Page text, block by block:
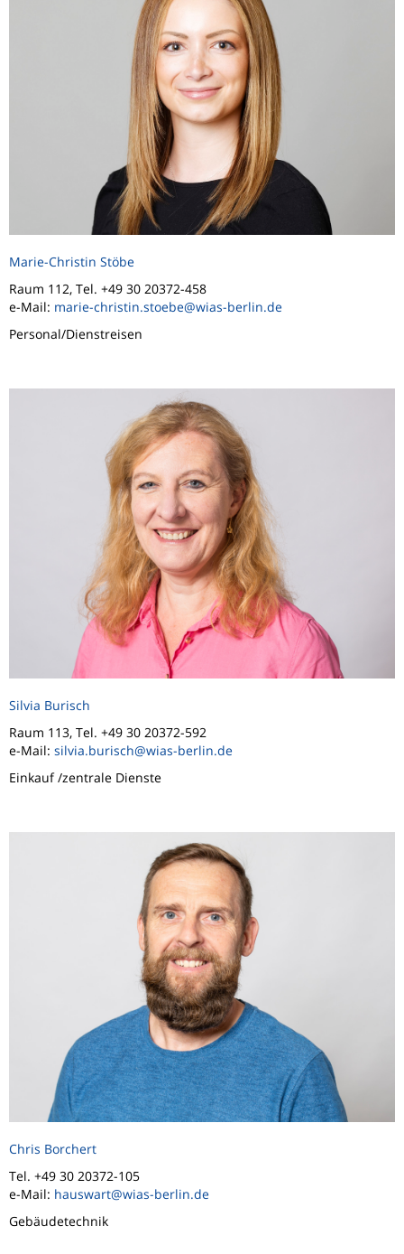
Marie-Christin Stöbe
Raum 112, Tel. +49 30 20372-458
e-Mail: marie-christin.stoebe@wias-berlin.de
Personal/Dienstreisen
Silvia Burisch
Raum 113, Tel. +49 30 20372-592
e-Mail: silvia.burisch@wias-berlin.de
Einkauf /zentrale Dienste
Chris Borchert
Tel. +49 30 20372-105
e-Mail: hauswart@wias-berlin.de
Gebäudetechnik